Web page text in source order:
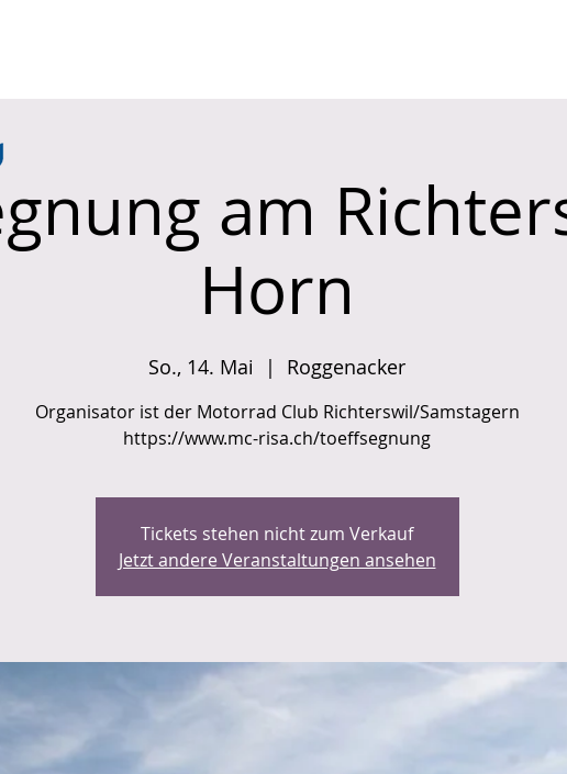
am
Horn
So., 14. Mai
  |
Roggenacker
Organisator ist der Motorrad Club Richterswil/Samstagern
https://www.mc-risa.ch/toeffsegnung
Tickets stehen nicht zum Verkauf
Jetzt andere Veranstaltungen ansehen